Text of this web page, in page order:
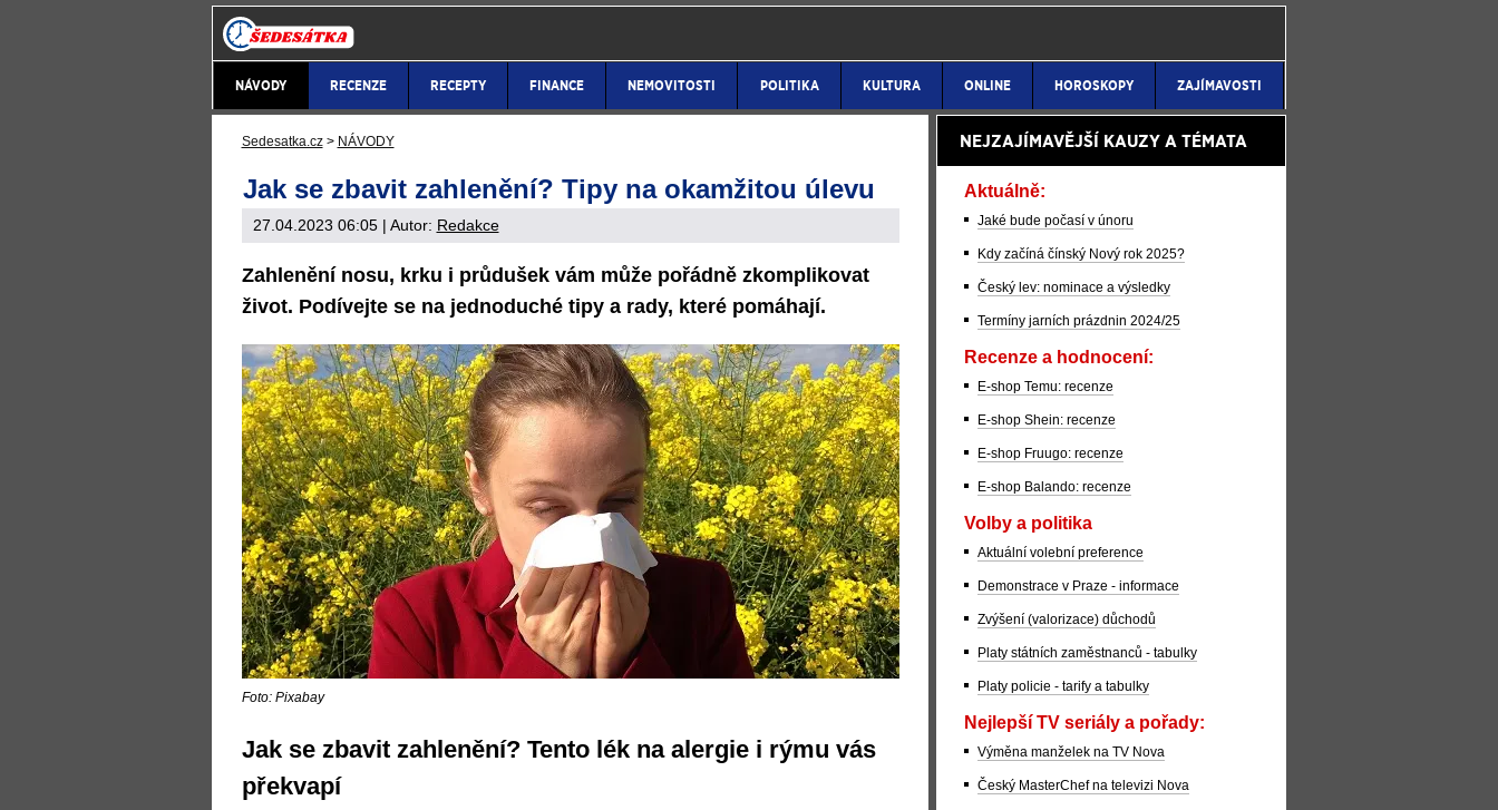
NÁVODY RECENZE RECEPTY FINANCE NEMOVITOSTI POLITIKA KULTURA ONLINE HOROSKOPY ZAJÍMAVOSTI
Sedesatka.cz > NÁVODY
Jak se zbavit zahlenění? Tipy na okamžitou úlevu
27.04.2023 06:05| Autor: Redakce
Zahlenění nosu, krku i průdušek vám může pořádně zkomplikovat
život. Podívejte se na jednoduché tipy a rady, které pomáhají.
Foto: Pixabay
Jak se zbavit zahlenění? Tento lék na alergie i rýmu vás
překvapí
NEJZAJÍMAVĚJŠÍ KAUZY A TÉMATA
Aktuálně:
Jaké bude počasí v únoru
Kdy začíná čínský Nový rok 2025?
Český lev: nominace a výsledky
Termíny jarních prázdnin 2024/25
Recenze a hodnocení:
E-shop Temu: recenze
E-shop Shein: recenze
E-shop Fruugo: recenze
E-shop Balando: recenze
Volby a politika
Aktuální volební preference
Demonstrace v Praze - informace
Zvýšení (valorizace) důchodů
Platy státních zaměstnanců - tabulky
Platy policie - tarify a tabulky
Nejlepší TV seriály a pořady:
Výměna manželek na TV Nova
Český MasterChef na televizi Nova